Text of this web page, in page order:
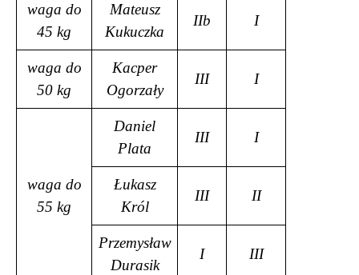
waga do
45 kg
Mateusz
Kukuczka
IIb I
waga do
50 kg
Kacper
Ogorzały
III I
waga do
55 kg
Daniel
Plata
III I
Łukasz
Król
III II
Przemysław
Durasik
I III